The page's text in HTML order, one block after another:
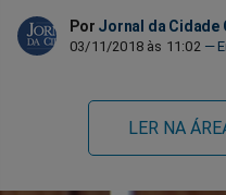
Por Jornal da Cidade
03/11/2018 às 11:02
LER NA